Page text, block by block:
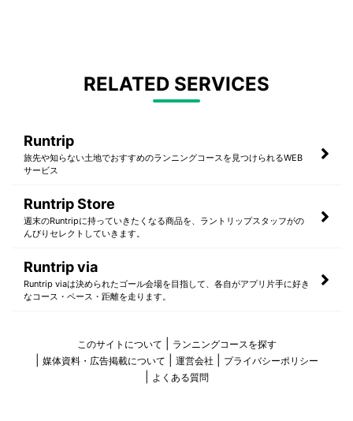
RELATED SERVICES
Runtrip
旅先や知らない土地でおすすめのランニングコースを見つけられるWEB
サービス
Runtrip Store
週末のRuntripに持っていきたくなる商品を、ラントリップスタッフがの
んびりセレクトしていきます。
Runtrip via
Runtrip viaは決められたゴール会場を目指して、各自がアプリ片手に好き
なコース・ペース・距離を走ります。
このサイトについて
ランニングコースを探す
媒体資料・広告掲載について
運営会社
プライバシーポリシー
よくある質問